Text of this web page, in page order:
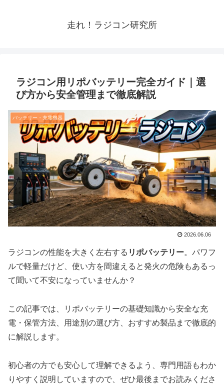
走れ！ラジコン研究所
ラジコン用リポバッテリー完全ガイド｜選
び方から安全管理まで徹底解説
バッテリー・充電機器
2026.06.06
ラジコンの性能を大きく左右する リポバッテリー。パワフ
ルで軽量だけど、使い方を間違えると発火の危険もあるっ
て聞いて不安になっていませんか？
この記事では、リポバッテリーの基礎知識から安全な充
電・保管方法、用途別の選び方、おすすめ製品まで徹底的
に解説します。
初心者の方でも安心して理解できるよう、専門用語もわか
りやすく説明していますので、ぜひ最後までお読みくださ